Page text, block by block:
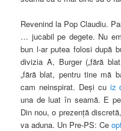
Revenind la Pop Claudiu.
… jucabil pe degete. Nu
bun l-ar putea folosi după
divizia A, Burger („fără
„fără blat, pentru tine mă
cam neinspirat. Deşi cu iz
una de luat în seamă. E
Din nou, o prezenţă
va aduna. Un Pre-PS: Ce